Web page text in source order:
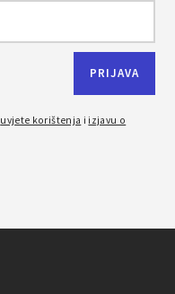
uvjete korištenja i izjavu o